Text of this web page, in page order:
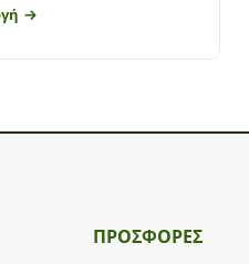
ΠΡΟΣΦΟΡΕΣ